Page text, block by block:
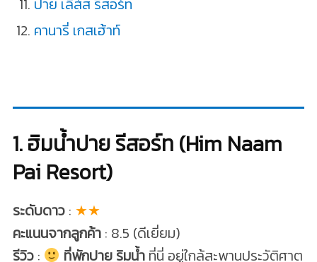
คานารี่ เกสเฮ้าท์
1. ฮิมน้ำปาย รีสอร์ท (Him Naam
Pai Resort)
ระดับดาว: ★★
คะแนนจากลูกค้า : 8.5 (ดีเยี่ยม)
รีวิว: ที่พักปาย ริมน้ำที่นี่ อยู่ใกล้สะพานประวัติศาต